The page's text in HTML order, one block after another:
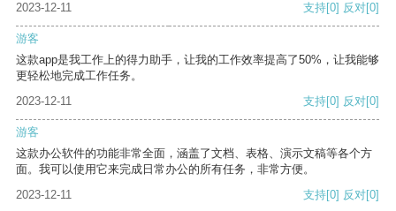
2023-12-11
支持[0] 反对[0]
游客
这款app是我工作上的得力助手，让我的工作效率提高了50%，让我能够
更轻松地完成工作任务。
2023-12-11
支持[0] 反对[0]
游客
这款办公软件的功能非常全面，涵盖了文档、表格、演示文稿等各个方
面。我可以使用它来完成日常办公的所有任务，非常方便。
2023-12-11
支持[0] 反对[0]